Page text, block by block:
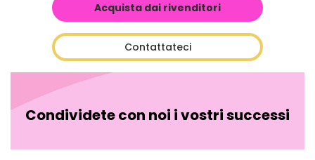
Acquista dai rivenditori
Contattateci
Condividete con noi i vostri successi